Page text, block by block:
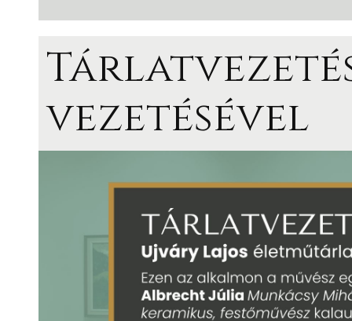
vezetésével